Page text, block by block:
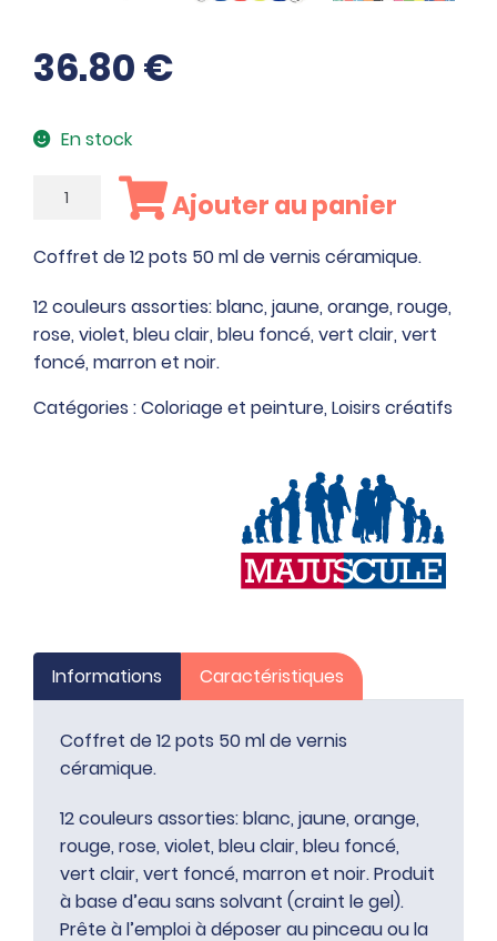
36.80€
En stock
quantité
Coffret
de
12
pots
50
de
Ajouter au panier
Coffret de 12 pots 50 ml de vernis céramique.
12 couleurs assorties: blanc, jaune, orange, rouge,
rose, violet, bleu clair, bleu foncé, vert clair, vert
foncé, marron et noir.
Catégories :Coloriage et peinture, Loisirs créatifs
Informations Caractéristiques
Coffret de 12 pots 50 ml de vernis
céramique.
12 couleurs assorties: blanc, jaune, orange,
rouge, rose, violet, bleu clair, bleu foncé,
vert clair, vert foncé, marron et noir. Produit
à base d’eau sans solvant (craint le gel).
Prête à l’emploi à déposer au pinceau ou la